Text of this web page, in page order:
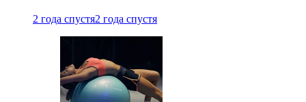
2 года спустя2 года спустя